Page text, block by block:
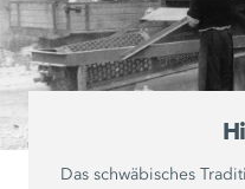
Das schwäbisches